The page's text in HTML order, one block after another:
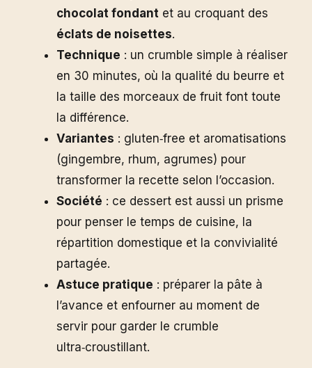
chocolat fondant et au croquant des
éclats de noisettes.
Technique : un crumble simple à réaliser
en 30 minutes, où la qualité du beurre et
la taille des morceaux de fruit font toute
la différence.
Variantes : gluten‑free et aromatisations
(gingembre, rhum, agrumes) pour
transformer la recette selon l’occasion.
Société : ce dessert est aussi un prisme
pour penser le temps de cuisine, la
répartition domestique et la convivialité
partagée.
Astuce pratique : préparer la pâte à
l’avance et enfourner au moment de
servir pour garder le crumble
ultra‑croustillant.